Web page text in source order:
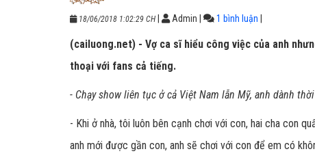
18/06/2018 1:02:29 CH Admin 1 bình luận
(cailuong.net) - Vợ ca sĩ hiểu công việc của anh
thoại với fans cả tiếng.
- Chạy show liên tục ở cả Việt Nam lẫn Mỹ, anh dành
- Khi ở nhà, tôi luôn bên cạnh chơi với con, hai cha con
anh mới được gần con, anh sẽ chơi với con để em có